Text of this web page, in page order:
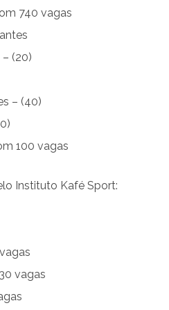
740 vagas
(20)
– (40)
100 vagas
Instituto Kafé Sport:
vagas